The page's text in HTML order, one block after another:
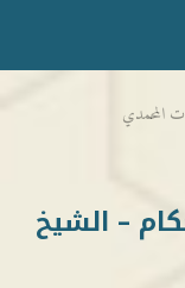
المحمدي
– الشيخ